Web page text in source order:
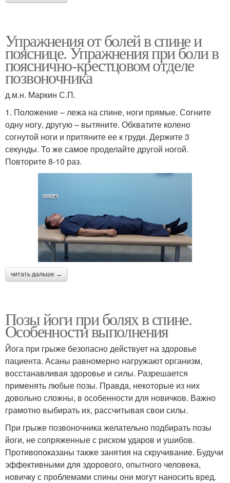
Упражнения от болей в спине и
пояснице. Упражнения при боли в
пояснично-крестцовом отделе
позвоночника
д.м.н. Маркин С.П.
1. Положение – лежа на спине, ноги прямые. Согните
одну ногу, другую – вытяните. Обхватите колено
согнутой ноги и притяните ее к груди. Держите 3
секунды. То же самое проделайте другой ногой.
Повторите 8-10 раз.
читать дальше →
Позы йоги при болях в спине.
Особенности выполнения
Йога при грыже безопасно действует на здоровье
пациента. Асаны равномерно нагружают организм,
восстанавливая здоровье и силы. Разрешается
применять любые позы. Правда, некоторые из них
довольно сложны, в особенности для новичков. Важно
грамотно выбирать их, рассчитывая свои силы.
При грыже позвоночника желательно подбирать позы
йоги, не сопряженные с риском ударов и ушибов.
Противопоказаны также занятия на скручивание. Будучи
эффективными для здорового, опытного человека,
новичку с проблемами спины они могут наносить вред.